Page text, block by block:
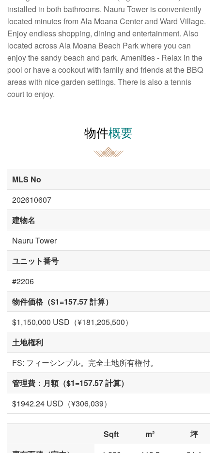
installed in both bathrooms. Nauru Tower is conveniently
located minutes from Ala Moana Center and Ward Village.
Enjoy endless shopping, dining and entertainment. Also
located across Ala Moana Beach Park where you can
enjoy the sandy beach and park. Amenities - Relax in the
pool or have a cookout with family and friends at the BBQ
areas with nice garden settings. There is also a tennis
court to enjoy.
物件概要
MLS No
202610607
建物名
Nauru Tower
ユニット番号
#2206
物件価格（$1=157.57 計算）
$1,150,000 USD（¥181,205,500）
土地権利
FS: フィーシンプル。完全土地所有権付。
管理費：月額（$1=157.57 計算）
$1942.24 USD（¥306,039）
Sqft m²
坪